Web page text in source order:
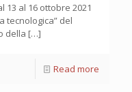
13 al 16 ottobre 2021
tecnologica” del
della […]
Read more